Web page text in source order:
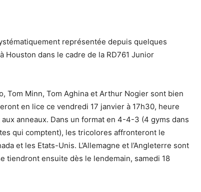
représentée depuis quelques
Houston dans le cadre de la RD761 Junior
Tom Minn, Tom Aghina et Arthur Nogier sont bien
en lice ce vendredi 17 janvier à 17h30, heure
anneaux. Dans un format en 4-4-3 (4 gyms dans
qui comptent), les tricolores affronteront le
et les Etats-Unis. L’Allemagne et l’Angleterre sont
tiendront ensuite dès le lendemain, samedi 18